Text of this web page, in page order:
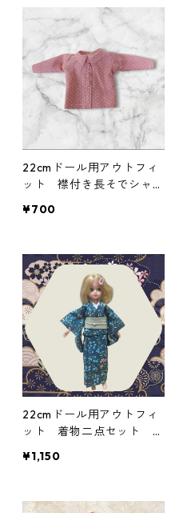
22cmドール用アウトフィ
ット 襟付き長そでシャ
ジュアル リアルクローズ
¥700
22cmドール用アウトフィ
ット 着物二点セット 青
ック クール系
¥1,150